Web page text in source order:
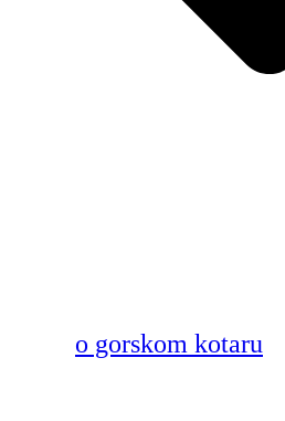
o gorskom kotaru